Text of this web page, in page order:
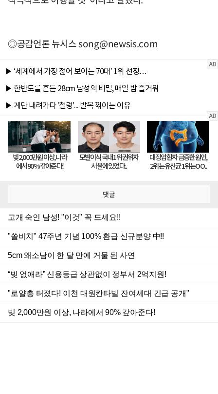
◎공감언론 뉴시스song@newsis.com
댓글